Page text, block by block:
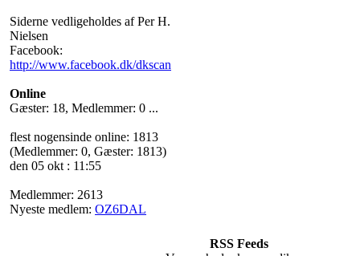
Siderne vedligeholdes af Per H.
Nielsen
Facebook:
http://www.facebook.dk/dkscan
Online
Gæster: 18, Medlemmer: 0 ...
flest nogensinde online: 1813
(Medlemmer: 0, Gæster: 1813)
den 05 okt : 11:55
Medlemmer: 2613
Nyeste medlem: OZ6DAL
RSS Feeds